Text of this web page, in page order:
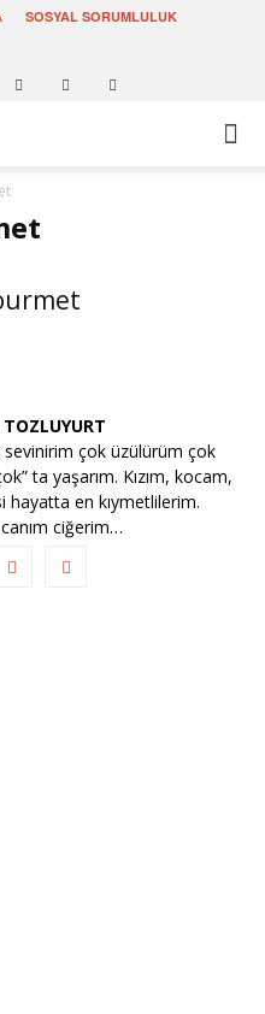
SOSYAL SORUMLULUK
çok üzülürüm çok
ta yaşarım. Kızım, kocam,
hayatta en kıymetlilerim.
ciğerim…